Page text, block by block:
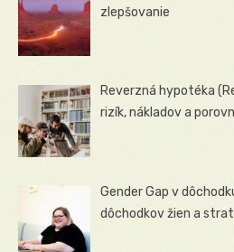
zlepšovanie
Reverzná hypotéka
rizík, nákladov a
Gender Gap v
dôchodkov žien a